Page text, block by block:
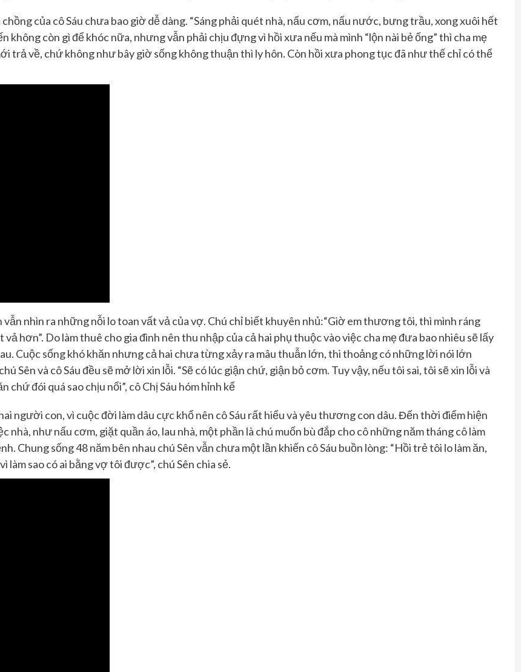
của côSáu chưa bao giờ dễ dàng. “Sáng phải quét nhà, nấu cơm, nấu nước, bưng trầu, xong xuôi hết
không còn gì để khóc nữa, nhưng vẫn phải chịu đựng vì hồi xưa nếu mà mình “lộn nài bẻ ống” thì cha mẹ
trả về, chứ không như bây giờ sống không thuận thì ly hôn. Còn hồi xưa phong tục đã như thế chỉ có thể
vẫn nhìn ra những nỗi lo toan vất vả của vợ. Chú chỉ biết khuyên nhủ:“Giờ em thương tôi, thì mình ráng
hơn”. Do làm thuê cho gia đình nên thu nhập của cả hai phụ thuộc vào việc cha mẹ đưa bao nhiêu sẽ lấy
Cuộc sống khó khăn nhưng cả hai chưa từng xảy ra mâu thuẫn lớn, thi thoảngcó những lời nói lớn
chúSên và côSáu đều sẽ mở lời xin lỗi. “Sẽ có lúc giận chứ, giận bỏ cơm. Tuy vậy, nếu tôi sai, tôi sẽ xin lỗi và
chứ đói quá sao chịu nổi”, côChị Sáu hóm hỉnh kể
người con, vì cuộc đời làm dâu cực khổ nên côSáu rất hiểu và yêu thương con dâu. Đến thời điểm hiện
nhà, như nấu cơm, giặt quần áo, lau nhà, một phần là chú muốn bù đắp cho cô những năm tháng côlàm
Chung sống 48 năm bên nhau chúSên vẫn chưa một lần khiến côSáu buồn lòng: “Hồi trẻ tôi lo làm ăn,
làm sao có ai bằng vợ tôi được”, chúSên chia sẻ.